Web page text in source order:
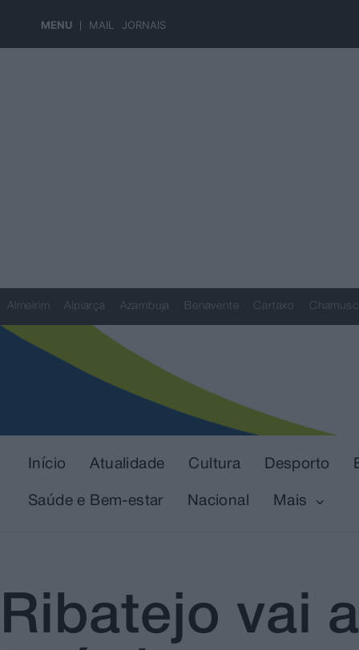
MENU MAIL JORNAIS
Almeirim Alpiarça Azambuja Benavente Cartaxo
Início Atualidade Cultura Desporto
Saúde e Bem-estar Nacional Mais
Ribatejo vai